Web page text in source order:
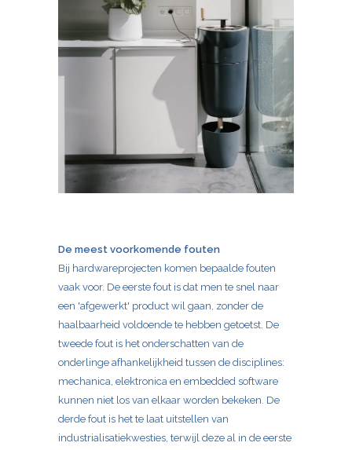
De meest voorkomende fouten
Bij hardwareprojecten komen bepaalde fouten
vaak voor. De eerste fout is dat men te snel naar
een 'afgewerkt' product wil gaan, zonder de
haalbaarheid voldoende te hebben getoetst. De
tweede fout is het onderschatten van de
onderlinge afhankelijkheid tussen de disciplines:
mechanica, elektronica en embedded software
kunnen niet los van elkaar worden bekeken. De
derde fout is het te laat uitstellen van
industrialisatiekwesties, terwijl deze al in de eerste